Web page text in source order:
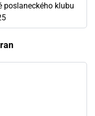
poslaneckého klubu